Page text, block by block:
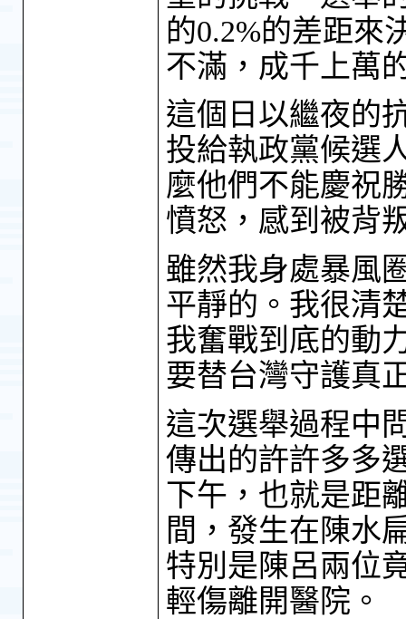
的0.2%的差距來
不滿，成千上萬
這個日以繼夜的
投給執政黨候選
麼他們不能慶祝
憤怒，感到被背
雖然我身處暴風
平靜的。我很清
我奮戰到底的動
要替台灣守護真
這次選舉過程中
傳出的許許多多
下午，也就是距
間，發生在陳水
特別是陳呂兩位
輕傷離開醫院。